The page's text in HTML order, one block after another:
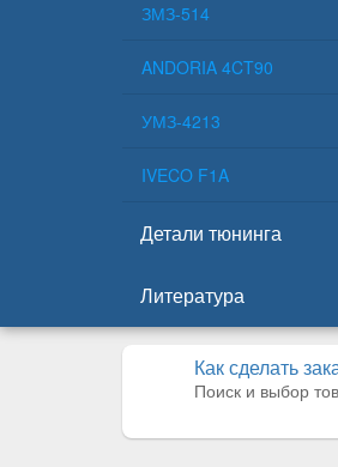
ЗМЗ-514
ANDORIA 4CT90
УМЗ-4213
IVECO F1A
Детали тюнинга
Литература
Как сделать
Поиск и выбор